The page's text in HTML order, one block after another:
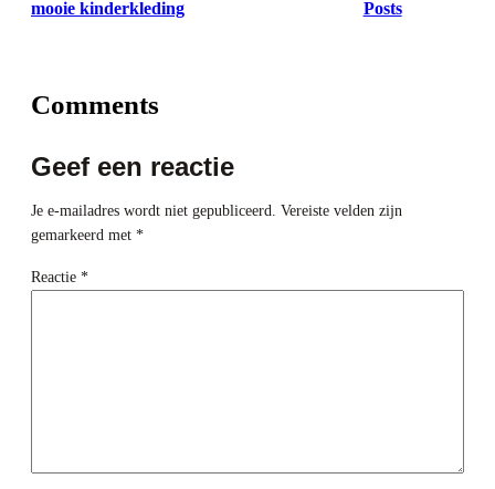
mooie kinderkleding
Posts
Comments
Geef een reactie
Je e-mailadres wordt niet gepubliceerd. Vereiste velden zijn
gemarkeerd met *
Reactie *